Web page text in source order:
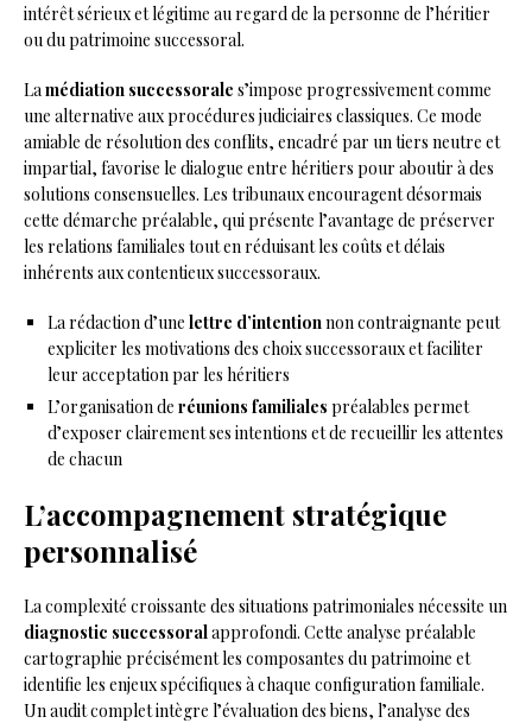
intérêt sérieux et légitime au regard de la personne de l’héritier
ou du patrimoine successoral.
La médiation successorale s’impose progressivement comme
une alternative aux procédures judiciaires classiques. Ce mode
amiable de résolution des conflits, encadré par un tiers neutre et
impartial, favorise le dialogue entre héritiers pour aboutir à des
solutions consensuelles. Les tribunaux encouragent désormais
cette démarche préalable, qui présente l’avantage de préserver
les relations familiales tout en réduisant les coûts et délais
inhérents aux contentieux successoraux.
La rédaction d’une lettre d’intentionnon contraignante peut
expliciter les motivations des choix successoraux et faciliter
leur acceptation par les héritiers
L’organisation de réunions familiales préalables permet
d’exposer clairement ses intentions et de recueillir les attentes
de chacun
L’accompagnement stratégique
personnalisé
La complexité croissante des situations patrimoniales nécessite un
diagnostic successoralapprofondi. Cette analyse préalable
cartographie précisément les composantes du patrimoine et
identifie les enjeux spécifiques à chaque configuration familiale.
Un audit complet intègre l’évaluation des biens, l’analyse des